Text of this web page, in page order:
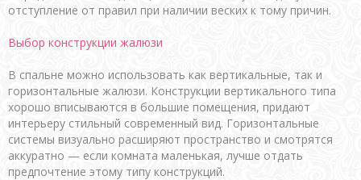
отступление от правил при наличии веских к тому причин.
Выбор конструкции жалюзи
В спальне можно использовать как вертикальные, так и
горизонтальные жалюзи. Конструкции вертикального типа
хорошо вписываются в большие помещения, придают
интерьеру стильный современный вид. Горизонтальные
системы визуально расширяют пространство и смотрятся
аккуратно — если комната маленькая, лучше отдать
предпочтение этому типу конструкций.